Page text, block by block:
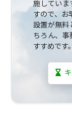
施していま
すので、お
設置が無料
ちろん、
すすめです